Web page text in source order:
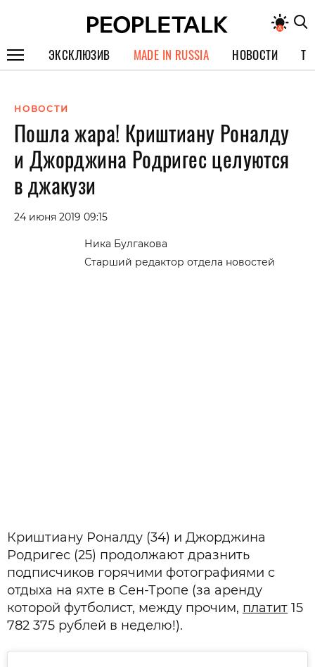
ЭКСКЛЮЗИВ
СПЕЦПРОЕКТЫ
ИНТЕРВЬЮ
ПОКОЛЕНИЕ
MADE IN RUSSIA НОВОСТИ
НОВОСТИ
Пошла жара! Криштиану Роналду
и Джорджина Родригес целуются
в джакузи
24 июня 2019 09:15
Ника Булгакова
Старший редактор отдела новостей
Криштиану Роналду (34) и Джорджина
Родригес (25) продолжают дразнить
подписчиков горячими фотографиями с
отдыха на яхте в Сен-Тропе (за аренду
которой футболист, между прочим, платит 15
782 375 рублей в неделю!).